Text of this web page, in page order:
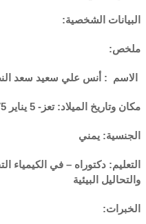
البيانات الشخصية:
ملخص:
الاسم : أنس علي سعيد سعد
مكان وتاريخ الميلاد: تعز- 5 يناير 1975
الجنسية: يمني
التعليم: دكتوراه – في الكيمياء
والتحاليل البيئية
الخبرات: